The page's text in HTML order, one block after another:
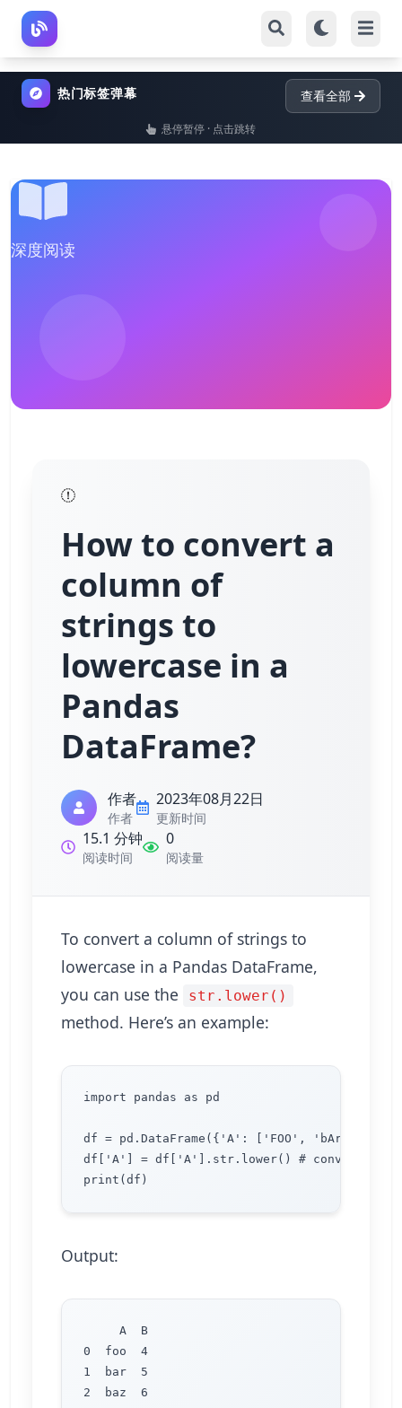
热门标签弹幕 查看全部
悬停暂停 · 点击跳转
深度阅读
How to convert a
column of
strings to
lowercase in a
Pandas
DataFrame?
作者
作者
2023年08月22日
更新时间
15.1 分钟
阅读时间
0
阅读量
To convert a column of strings to
lowercase in a Pandas DataFrame,
you can use the
str.lower()
method. Here’s an example:
import pandas as pd
df = pd.DataFrame({'A': ['FOO', 'bAr',
df['A'] = df['A'].str.lower() # convert the
Output:
     A  B
0  foo  4
1  bar  5